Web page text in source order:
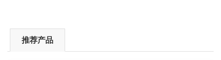
推荐产品